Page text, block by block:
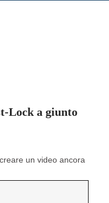
Lock a giunto
un video ancora